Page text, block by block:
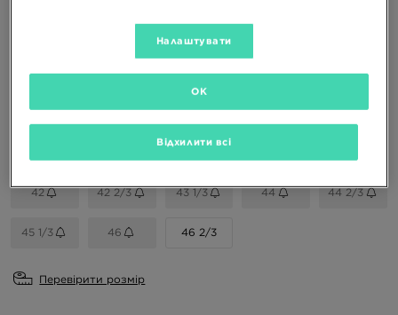
Вибери розмір
42 42 2/3 43 1/3 44 44 2/3
45 1/3 46 46 2/3
Перевірити розмір
Налаштувати
Відхилити всі
OK